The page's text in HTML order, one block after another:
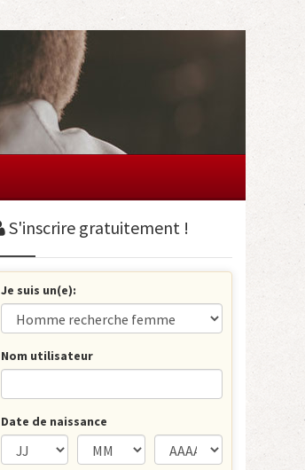
S'inscrire gratuitement !
Je suis un(e):
Nom utilisateur
Date de naissance